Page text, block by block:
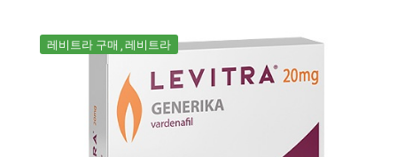
레비트라 구매 레비트라